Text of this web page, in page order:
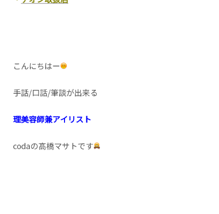
こんにちはー
手話/口話/筆談が出来る
理美容師兼アイリスト
codaの髙橋マサトです